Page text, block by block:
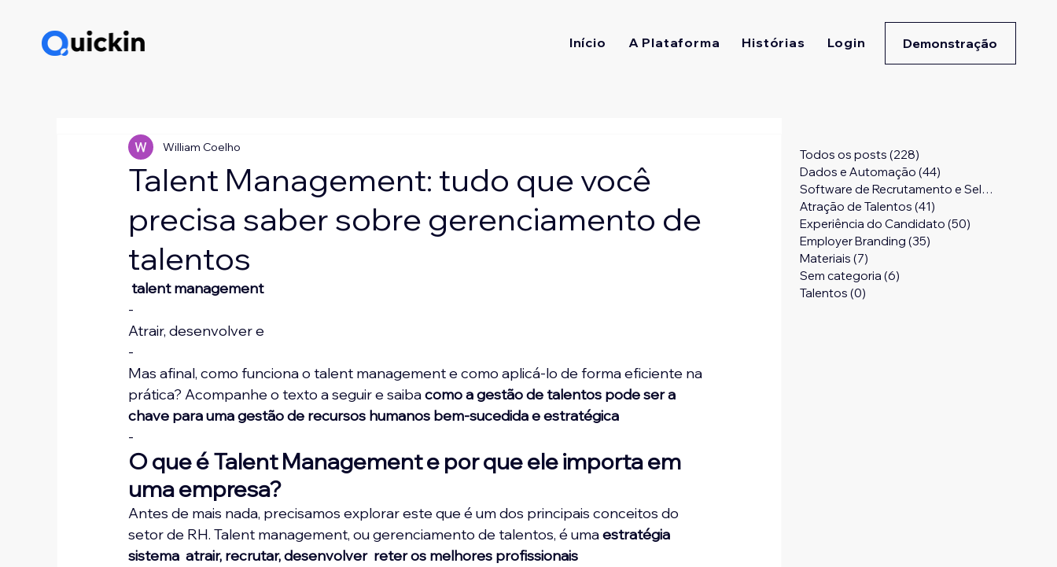
Início A Plataforma Histórias Login Demonstração
Talent Management: tudo que você
precisa saber sobre gerenciamento de
talentos
William Coelho
talent management
-
Atrair, desenvolver e
-
Mas afinal, como funciona o talent management e como aplicá-lo de forma eficiente na
prática? Acompanhe o texto a seguir e saiba como a gestão de talentos pode ser a
chave para uma gestão de recursos humanos bem-sucedida e estratégica
-
O que é Talent Management e por que ele importa em
uma empresa?
Antes de mais nada, precisamos explorar este que é um dos principais conceitos do
setor de RH. Talent management, ou gerenciamento de talentos, é uma estratégia
sistema atrair, recrutar, desenvolver reter os melhores profissionais
Todos os posts (228)
Dados e Automação (44)
Software de Recrutamento e Seleção
Atração de Talentos (41)
Experiência do Candidato (50)
Employer Branding (35)
Materiais (7)
Sem categoria (6)
Talentos (0)